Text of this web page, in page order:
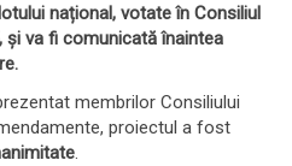
național, votate în Consiliul
și va fi comunicată înaintea
membrilor Consiliului
proiectul a fost